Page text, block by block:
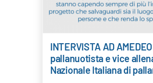
INTERVISTA AD
pallanuotista e vice
Nazionale Italiana di